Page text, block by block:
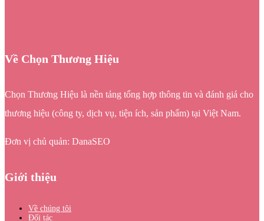
Về Chọn Thương Hiệu
Chọn Thương Hiệu là nền tảng tổng hợp thông tin và đánh giá cho
thương hiệu (công ty, dịch vụ, tiện ích, sản phẩm) tại Việt Nam.
Đơn vị chủ quản: DanaSEO
Giới thiệu
Về chúng tôi
Đối tác